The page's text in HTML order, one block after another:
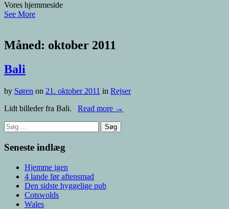
Vores hjemmeside
See More
Måned: oktober 2011
Bali
by Søren on 21. oktober 2011 in Rejser
Lidt billeder fra Bali. Read more →
Søg
efter:
Seneste indlæg
Hjemme igen
4 lande før aftensmad
Den sidste hyggelige pub
Cotswolds
Wales